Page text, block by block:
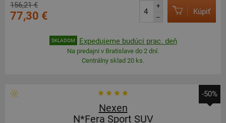
156,21 €
77,30 €
+
–
Kúpiť
SKLADOM Expedujeme budúci prac. deň
Na predajni v Bratislave do 2 dní.
Centrálny sklad 20 ks.
-50%
Nexen
N*Fera Sport SUV